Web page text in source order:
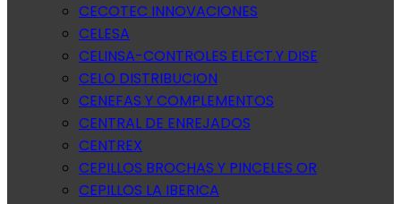
CECOTEC INNOVACIONES
CELESA
CELINSA-CONTROLES ELECT.Y DISE
CELO DISTRIBUCION
CENEFAS Y COMPLEMENTOS
CENTRAL DE ENREJADOS
CENTREX
CEPILLOS BROCHAS Y PINCELES OR
CEPILLOS LA IBERICA